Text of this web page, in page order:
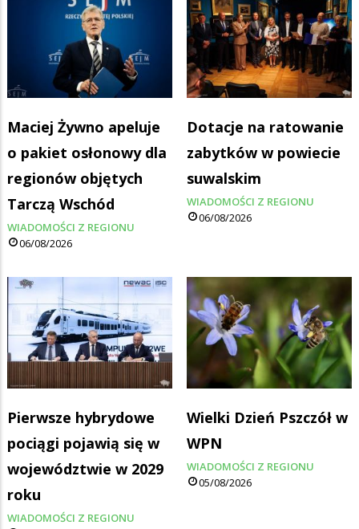
Maciej Żywno apeluje
o pakiet osłonowy dla
regionów objętych
Tarczą Wschód
WIADOMOŚCI Z REGIONU
06/08/2026
Dotacje na ratowanie
zabytków w powiecie
suwalskim
WIADOMOŚCI Z REGIONU
06/08/2026
Pierwsze hybrydowe
pociągi pojawią się w
województwie w 2029
roku
WIADOMOŚCI Z REGIONU
Wielki Dzień Pszczół w
WPN
WIADOMOŚCI Z REGIONU
05/08/2026